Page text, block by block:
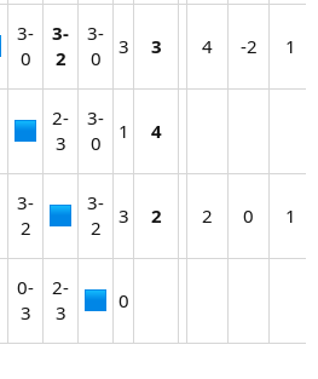
3-
0​
3-
2
3-
0​
3​ 3 4​ -2​ 1​
2-
3​
3-
0​
1​ 4
3-
2​
3-
2​
3​ 2 2​ 0​ 1​
0-
3​
2-
3​
0​